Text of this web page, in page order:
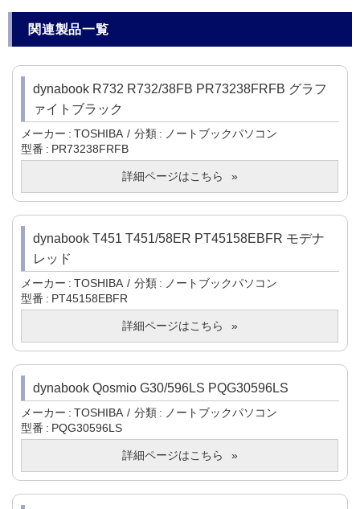
関連製品一覧
dynabook R732 R732/38FB PR73238FRFB グラフ
ァイトブラック
メーカー TOSHIBA 分類
ノートブックパソコン
型番
PR73238FRFB
詳細ページはこちら
dynabook T451 T451/58ER PT45158EBFR モデナ
レッド
メーカー TOSHIBA 分類
ノートブックパソコン
型番
PT45158EBFR
詳細ページはこちら
dynabook Qosmio G30/596LS PQG30596LS
メーカー TOSHIBA 分類
ノートブックパソコン
型番
PQG30596LS
詳細ページはこちら